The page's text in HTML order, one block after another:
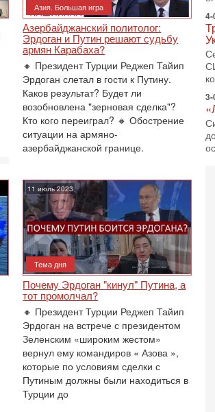
Азия. Большая игра
Азербайджанский политолог:
Эрдоган и Путин решают судьбу
армян Карабаха?
🔸 Президент Турции Реджеп Тайип
Эрдоган слетал в гости к Путину.
Каков результат? Будет ли
возобновлена "зерновая сделка"?
Кто кого переиграл? 🔸 Обострение
ситуации на армяно-
азербайджанской границе.
11 июль 2023
Тема дня
Почему Эрдоган "кинул" Путина, а
тот промолчал?
🔸 Президент Турции Реджеп Тайип
Эрдоган на встрече с президентом
Зеленским «широким жестом»
вернул ему командиров « Азова »,
которые по условиям сделки с
Путиным должны были находиться в
Турции до
В